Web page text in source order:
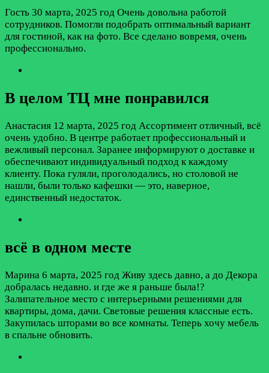
Гость 30 марта, 2025 год Очень довольна работой
сотрудников. Помогли подобрать оптимальный вариант
для гостиной, как на фото. Все сделано вовремя, очень
профессионально.
В целом ТЦ мне понравился
Анастасия 12 марта, 2025 год Ассортимент отличный, всё
очень удобно. В центре работает профессиональный и
вежливый персонал. Заранее информируют о доставке и
обеспечивают индивидуальный подход к каждому
клиенту. Пока гуляли, проголодались, но столовой не
нашли, были только кафешки — это, наверное,
единственный недостаток.
всё в одном месте
Марина 6 марта, 2025 год Живу здесь давно, а до Декора
добралась недавно. и где же я раньше была!?
Залипательное место с интерьерными решениями для
квартиры, дома, дачи. Световые решения классные есть.
Закупилась шторами во все комнаты. Теперь хочу мебель
в спальне обновить.